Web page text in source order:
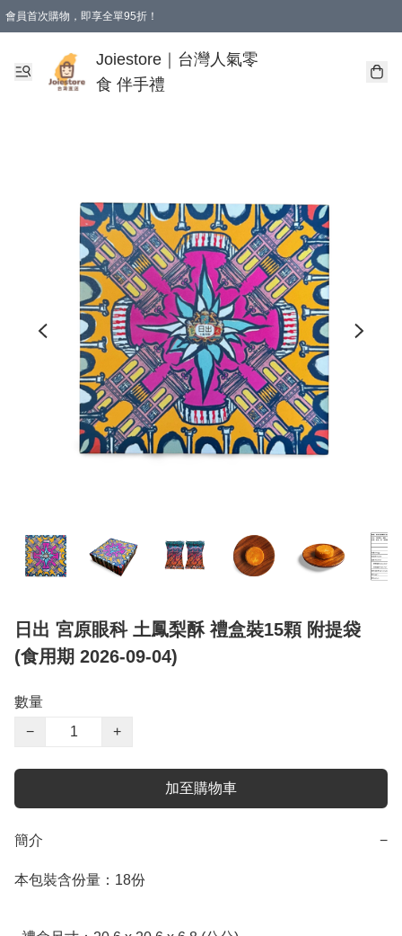
會員首次購物，即享全單95折！
購物滿 HKD 350.00即享免運費優惠！（適用於 本地送貨、本地取貨 )
Joiestore｜台灣人氣零
食 伴手禮
日出 宮原眼科 土鳳梨酥 禮盒裝15顆 附提袋
(食用期 2026-09-04)
數量
−
+
加至購物車
簡介 −
本包裝含份量：18份